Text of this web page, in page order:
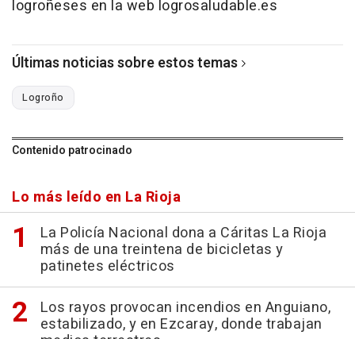
logroñeses en la web logrosaludable.es
Últimas noticias sobre estos temas
Logroño
Contenido patrocinado
Lo más leído en La Rioja
La Policía Nacional dona a Cáritas La Rioja
más de una treintena de bicicletas y
patinetes eléctricos
Los rayos provocan incendios en Anguiano,
estabilizado, y en Ezcaray, donde trabajan